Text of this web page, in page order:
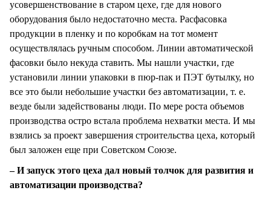
усовершенствование в старом цехе, где для нового
оборудования было недостаточно места. Расфасовка
продукции в пленку и по коробкам на тот момент
осуществлялась ручным способом. Линии автоматической
фасовки было некуда ставить. Мы нашли участки, где
установили линии упаковки в пюр-пак и ПЭТ бутылку, но
все это были небольшие участки без автоматизации, т. е.
везде были задействованы люди. По мере роста объемов
производства остро встала проблема нехватки места. И мы
взялись за проект завершения строительства цеха, который
был заложен еще при Советском Союзе.
– И запуск этого цеха дал новый толчок для развития и
автоматизации производства?